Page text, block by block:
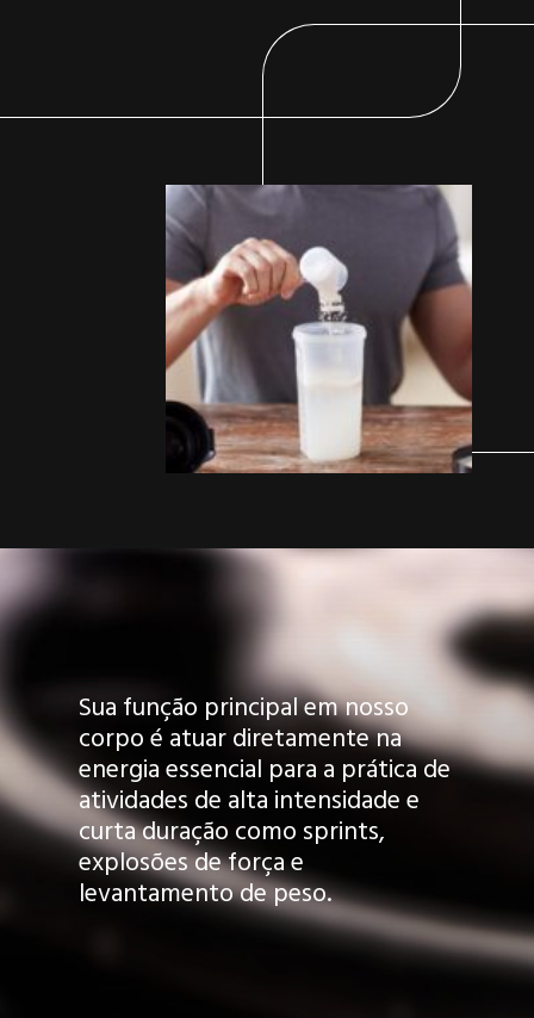
Sua função principal em nosso
corpo é atuar diretamente na
energia essencial para a prática de
atividades de alta intensidade e
curta duração como sprints,
explosões de força e
levantamento de peso.